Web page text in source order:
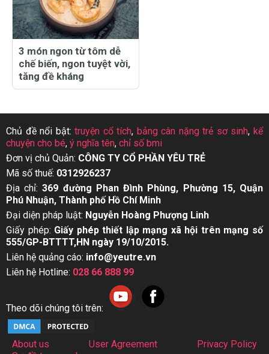
3 món ngon từ tôm dễ
chế biến, ngon tuyệt vời,
tăng đề kháng
Chủ đề nổi bật:truyện cổ tích, bảng cân nặng trẻ sơ sinh,kể
chuyện cho bé, ý nghĩa tên, chỉ số bmi
Đơn vị chủ Quản: CÔNG TY CỔ PHẦN YÊU TRẺ
Mã số thuế: 0312926237
Địa chỉ:369 đường Phan Đình Phùng, Phường 15, Quận
Phú Nhuận, Thành phố Hồ Chí Minh
Đại diện pháp luật: Nguyễn Hoàng Phượng Linh
Giấy phép: Giấy phép thiết lập mạng xã hội trên mạng số
555/GP-BTTTT,HN ngày 19/10/2015.
Liên hệ quảng cáo: info@yeutre.vn
Liên hệ Hotline: 028 66 888 99
Theo dõi chúng tôi trên:
About us User Agreement
Privacy Policy